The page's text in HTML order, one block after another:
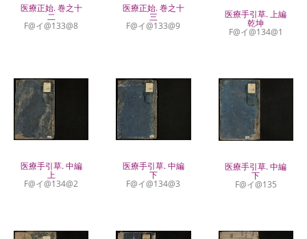
医療正始. 巻之十
二
F@イ@133@8
医療正始. 巻之十
三
F@イ@133@9
医療手引草. 上編
乾坤
F@イ@134@1
医療手引草. 中編
上
F@イ@134@2
医療手引草. 中編
下
F@イ@134@3
医療手引草. 中編
下
F@イ@135